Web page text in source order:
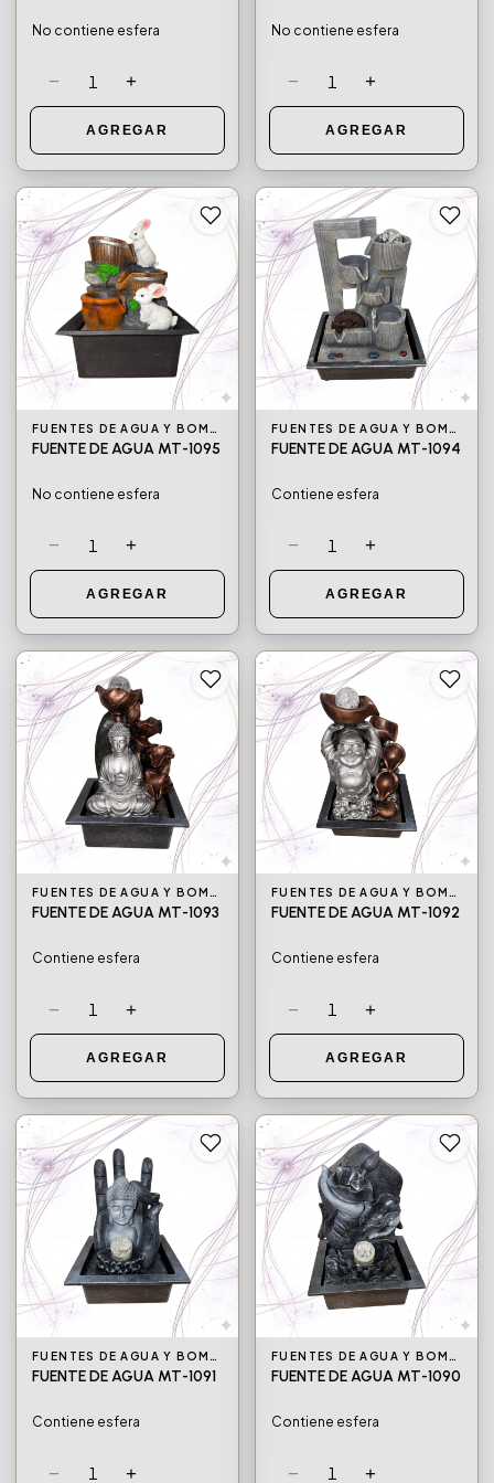
No contiene esfera
− 1 +
AGREGAR
No contiene esfera
− 1 +
AGREGAR
FUENTES DE AGUA Y BOMBAS DE AGUA
FUENTE DE AGUA MT-1095
No contiene esfera
− 1 +
AGREGAR
FUENTES DE AGUA Y BOMBAS DE AGUA
FUENTE DE AGUA MT-1094
Contiene esfera
− 1 +
AGREGAR
FUENTES DE AGUA Y BOMBAS DE AGUA
FUENTE DE AGUA MT-1093
Contiene esfera
− 1 +
AGREGAR
FUENTES DE AGUA Y BOMBAS DE AGUA
FUENTE DE AGUA MT-1092
Contiene esfera
− 1 +
AGREGAR
FUENTES DE AGUA Y BOMBAS DE AGUA
FUENTE DE AGUA MT-1091
Contiene esfera
− 1 +
FUENTES DE AGUA Y BOMBAS DE AGUA
FUENTE DE AGUA MT-1090
Contiene esfera
− 1 +